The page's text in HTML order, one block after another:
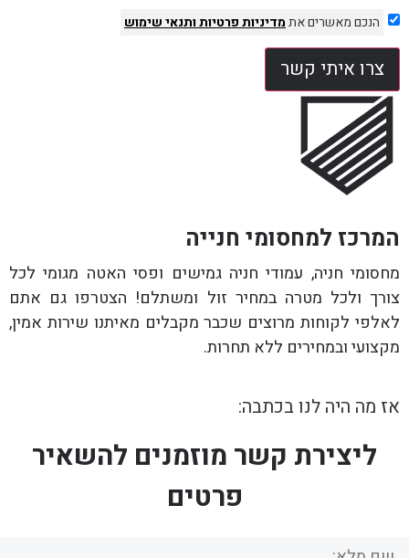
הנכם מאשרים אתמדיניות פרטיותותנאי שימוש
צרו איתי קשר
המרכז למחסומי חנייה
מחסומי חניה, עמודי חניה גמישים ופסי האטה מגומי לכל
צורך ולכל מטרה במחיר זול ומשתלם! הצטרפו גם אתם
לאלפי לקוחות מרוצים שכבר מקבלים מאיתנו שירות אמין,
מקצועי ובמחירים ללא תחרות.
אז מה היה לנו בכתבה:
ליצירת קשר מוזמנים להשאיר
פרטים